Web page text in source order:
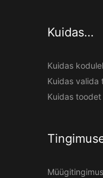
Kuidas…
Kuidas
Kuidas valida
Kuidas